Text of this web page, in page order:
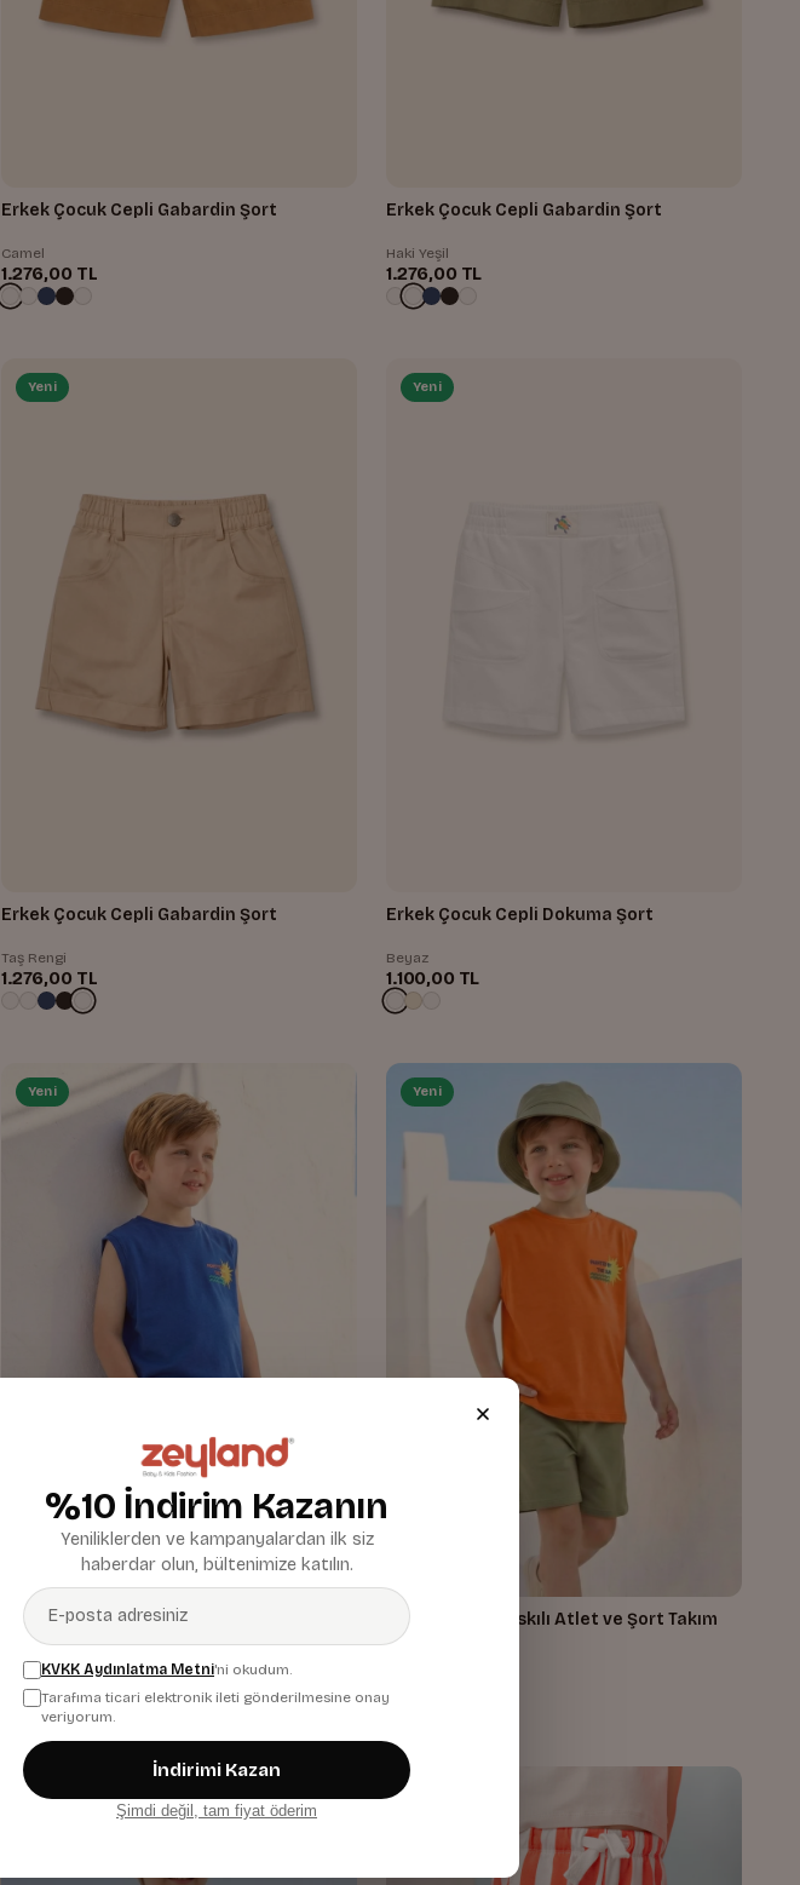
Erkek Çocuk Cepli Gabardin Şort
Camel
1.276,00 TL
Erkek Çocuk Cepli Gabardin Şort
Haki Yeşil
1.276,00 TL
Yeni
Erkek Çocuk Cepli Gabardin Şort
Taş Rengi
1.276,00 TL
Yeni
Erkek Çocuk Cepli Dokuma Şort
Beyaz
1.100,00 TL
Yeni
Erkek Çocuk Baskılı Atlet ve Şort Takım
Sax
1.276,00 TL
Yeni
Erkek Çocuk Baskılı Atlet ve Şort Takım
Yeni
%10 İndirim Kazanın
Yeniliklerden ve kampanyalardan ilk siz
haberdar olun, bültenimize katılın.
KVKK Aydınlatma Metni'ni okudum.
Tarafıma ticari elektronik ileti gönderilmesine onay
veriyorum.
İndirimi Kazan
Şimdi değil, tam fiyat öderim